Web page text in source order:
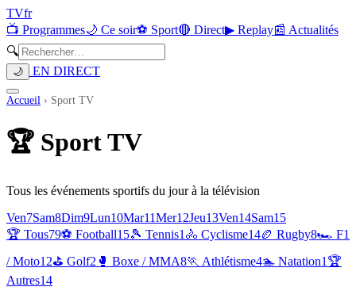
TVfr
📺 Programmes🌙 Ce soir⚽ Sport🔴 Direct▶ Replay📰 Actualités
🔍
🌙 EN DIRECT
Accueil › Sport TV
🏆 Sport TV
Tous les événements sportifs du jour à la télévision
Ven7Sam8Dim9Lun10Mar11Mer12Jeu13Ven14Sam15
🏆 Tous79⚽ Football15🎾 Tennis1 🚴 Cyclisme14🏉 Rugby8🏎️ F1
/ Moto12⛳ Golf2 🥊 Boxe / MMA8🏃 Athlétisme4🏊 Natation1 🏆
Autres14